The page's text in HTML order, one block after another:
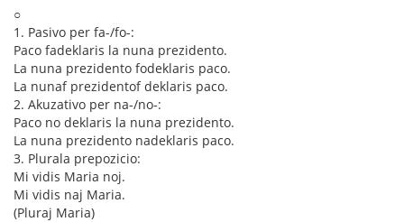
○
1. Pasivo per fa-/fo-:
Paco fadeklaris la nuna prezidento.
La nuna prezidento fodeklaris paco.
La nunaf prezidentof deklaris paco.
2. Akuzativo per na-/no-:
Paco no deklaris la nuna prezidento.
La nuna prezidento nadeklaris paco.
3. Plurala prepozicio:
Mi vidis Maria noj.
Mi vidis naj Maria.
(Pluraj Maria)